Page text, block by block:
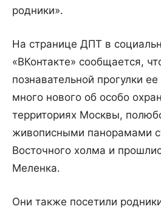
родники».
На странице ДПТ в
«ВКонтакте» сообщается,
познавательной прогулки
много нового об особо
территориях Москвы,
живописными панорамами
Восточного холма и
Меленка.
Они также посетили